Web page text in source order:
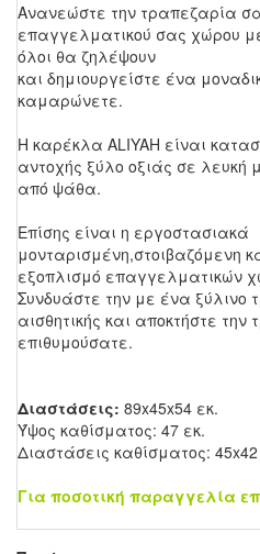
Ανανεώστε την τραπεζαρία
επαγγελματικού σας χώρου
όλοι θα ζηλέψουν
και δημιουργείστε ένα
καμαρώνετε.
Η καρέκλα ALIYAH είναι
αντοχής ξύλο οξιάς σε
από ψάθα.
Επίσης είναι η εργοστασιακά
μονταρισμένη,στοιβαζόμενη
εξοπλισμό επαγγελματικών
Συνδυάστε την με ένα ξύλινο
αισθητικής και αποκτήστε
επιθυμούσατε.
Διαστάσεις: 89x45x54 εκ.
Ύψος καθίσματος: 47 εκ.
Διαστάσεις καθίσματος: 45x42
Για ποσοτική παραγγελία